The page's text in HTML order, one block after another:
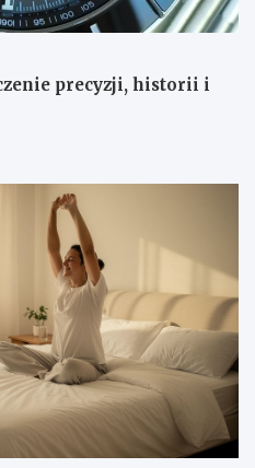
precyzji, historii i